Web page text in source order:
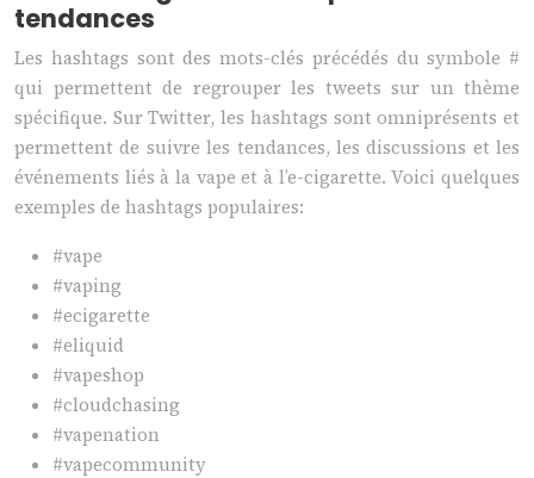
tendances
Les hashtags sont des mots-clés précédés du symbole #
qui permettent de regrouper les tweets sur un thème
spécifique. Sur Twitter, les hashtags sont omniprésents et
permettent de suivre les tendances, les discussions et les
événements liés à la vape et à l’e-cigarette. Voici quelques
exemples de hashtags populaires:
#vape
#vaping
#ecigarette
#eliquid
#vapeshop
#cloudchasing
#vapenation
#vapecommunity